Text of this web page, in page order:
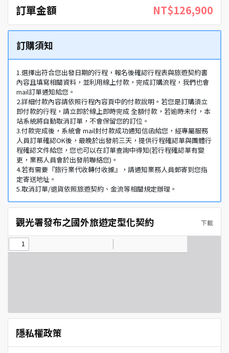
訂單金額 NT$126,900
訂購須知
1.選擇出符合您出發日期的行程，報名後確認行程表與旅遊契約書
內容且填寫相關資料，並利用線上付款，完成訂購流程，我們也會
mail訂單通知給您。
2.詳細付款內容請依照行程內容頁中的付款說明。若您是訂購須立
即付款的行程，請立即於線上即時完成 全額付款，若逾時未付，本
站系統將自動取消訂單，不會保留您的訂位。
3.付款完成後，系統會 mail封付款成功通知信函給您，經專屬服務
人員訂單確認OK後，最晚於出發前三天，提供行程確認單與團體行
程確認文件給您，您也可以在訂單查詢中得知(若行程確認單有變
更，業務人員會於出發前聯絡您)。
4.若有需要『旅行業代收轉付收據』，請通知業務人員郵寄到您指
定寄送地址。
5.取消訂單/退貨依照旅遊契約、金流等相關規定辦理。
觀光署發布之國外旅遊定型化契約 下載
隱私權政策